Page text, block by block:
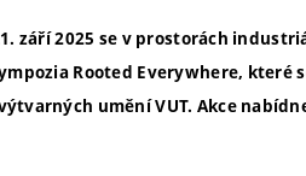
září 2025 se v prostorách
Rooted Everywhere, které
umění VUT. Akce